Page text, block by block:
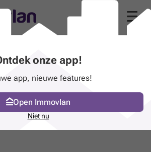
onze app!
app, nieuwe features!
Open Immovlan
Niet nu